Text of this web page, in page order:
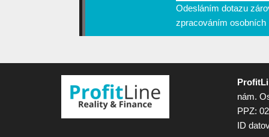
Odesláním dotazu
zpracováním osobních
nám.
PPZ:
ID